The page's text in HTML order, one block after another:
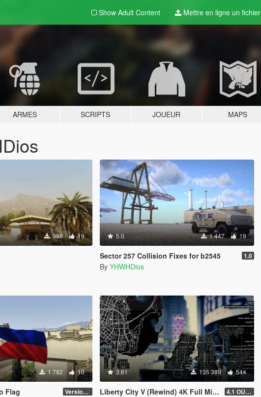
Show Adult Content Mettre en ligne un fichier
ARMES SCRIPTS JOUEUR MAPS
998 19 5.0 1 447 19
Sector 257 Collision Fixes for b2545 1.0
By YHWHDios
1 782 10
Flag Version 1.0
3.61 135 389 544
Liberty City V (Rewind) 4K Full Minimap 4.1 OUTDATED! (Older Game Builds Only)